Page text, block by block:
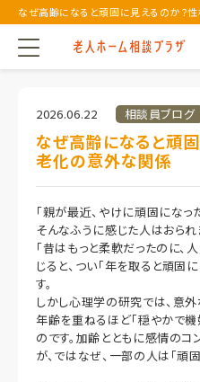
なぜ高齢になると頑固に見えるのか？
2026.06.22 相談員ブログ
なぜ高齢になると頑
老化の意外な関係
「親が最近、やけに頑固になっ
そんなふうに感じた人はおられ
「昔はもっと柔軟だったのに、
じると、つい「年を取ると頑固
す。
しかし心理学の研究では、意外
年齢を重ねるほど「穏やかで
のです。加齢とともに感情のコ
が、ではなぜ、一部の人は「頑